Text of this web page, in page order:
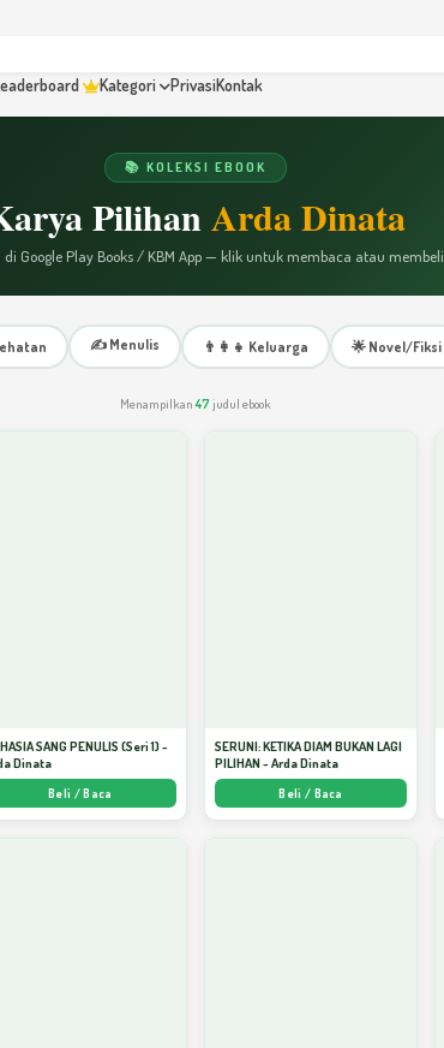
Kategori PrivasiKontak
📚 KOLEKSI EBOOK
PilihanArda Dinata
di Google Play Books / KBM App — klik untuk membaca atau membeli
✍️ Menulis 👨‍👩‍👧 Keluarga 🌟 Novel/Fiksi
Menampilkan47 judul ebook
SANG PENULIS (Seri 1) -
Dinata
Beli / Baca
SERUNI: KETIKA DIAM BUKAN LAGI
PILIHAN - Arda Dinata
Beli / Baca